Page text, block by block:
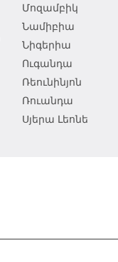
Մոզամբիկ
Նամիբիա
Նիգերիա
Ուգանդա
Ռեունինյոն
Ռուանդա
Սյերա Լեոնե